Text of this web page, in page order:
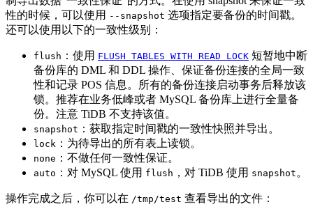
性的时候，可以使用 --snapshot 选项指定要备份的时间戳。
还可以使用以下的一致性级别：
flush ：使用 FLUSH TABLES WITH READ LOCK 短暂地中断
备份库的 DML 和 DDL 操作、保证备份连接的全局一致
性和记录 POS 信息。所有的备份连接启动事务后释放该
锁。推荐在业务低峰或者 MySQL 备份库上进行全量备
份。注意 TiDB 不支持该值。
snapshot ：获取指定时间戳的一致性快照并导出。
lock ：为待导出的所有表上读锁。
none ：不做任何一致性保证。
auto ：对 MySQL 使用 flush ，对 TiDB 使用 snapshot 。
操作完成之后，你可以在 /tmp/test 查看导出的文件：